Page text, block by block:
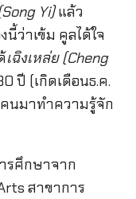
Yi)แล้ว
ว่าเข้ม คูลได้ใจ
เฉิงเหล่ย (Cheng
ปี (เกิดเดือนธ.ค.
นมาทำความรู้จัก
รศึกษาจาก
สาขาการ